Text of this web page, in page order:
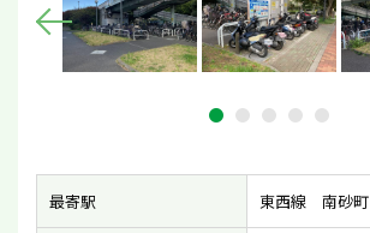
最寄駅 東西線 南砂町